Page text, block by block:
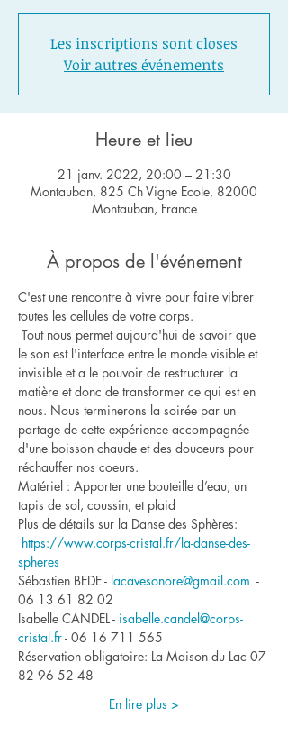
Les inscriptions sont closes
Voir autres événements
Heure et lieu
21 janv. 2022, 20:00 – 21:30
Montauban, 825 Ch Vigne Ecole, 82000
Montauban, France
À propos de l'événement
C'est une rencontre à vivre pour faire vibrer
toutes les cellules de votre corps.
le son est l'interface entre le monde visible et
invisible et a le pouvoir de restructurer la
matière et donc de transformer ce qui est en
nous. Nous terminerons la soirée par un
partage de cette expérience accompagnée
d'une boisson chaude et des douceurs pour
réchauffer nos coeurs.
Matériel : Apporter une bouteille d’eau, un
tapis de sol, coussin, et plaid
Plus de détails sur la Danse des Sphères:
https://www.corps-cristal.fr/la-danse-des-
spheres
Sébastien BEDE - lacavesonore@gmail.com -
06 13 61 82 02
Isabelle CANDEL - isabelle.candel@corps-
cristal.fr - 06 16 711 565
Réservation obligatoire: La Maison du Lac 07
82 96 52 48
En lire plus >